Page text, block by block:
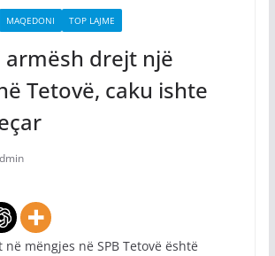
MAQEDONI TOP LAJME
armësh drejt një
Tetovë, caku ishte
mëngjes në SPB Tetovë është